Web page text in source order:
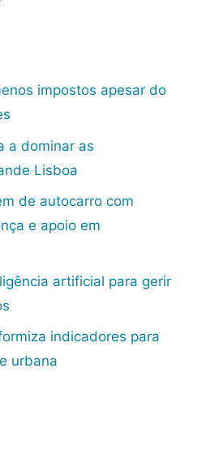
impostos apesar do
a dominar as
Lisboa
de autocarro com
e apoio em
artificial para gerir
indicadores para
urbana